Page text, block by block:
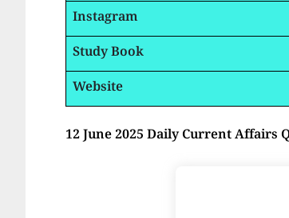
Instagram
Study Book
Website
12 June 2025 Daily Current Affairs